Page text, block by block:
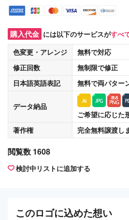
購入代金 には以下のサービスがすべ
色変更・アレンジ
無料で対応
修正回数
無制限で修正
日本語英語表記
無料で両パター
データ納品
ご希望に応じた
著作権
完全無料譲渡し
閲覧数 1608
検討中リストに追加する
このロゴに込めた想い